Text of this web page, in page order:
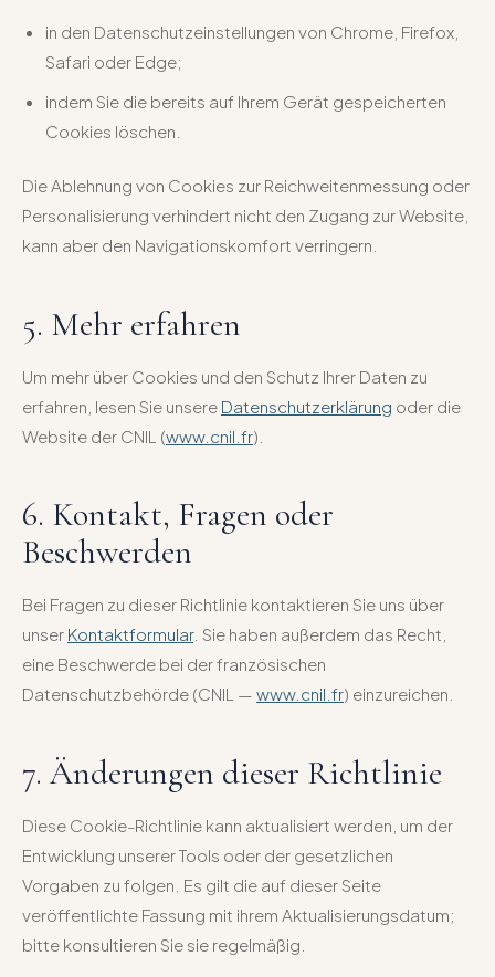
in den Datenschutzeinstellungen von Chrome, Firefox,
Safari oder Edge;
indem Sie die bereits auf Ihrem Gerät gespeicherten
Cookies löschen.
Die Ablehnung von Cookies zur Reichweitenmessung oder
Personalisierung verhindert nicht den Zugang zur Website,
kann aber den Navigationskomfort verringern.
5. Mehr erfahren
Um mehr über Cookies und den Schutz Ihrer Daten zu
erfahren, lesen Sie unsere Datenschutzerklärung oder die
Website der CNIL (www.cnil.fr).
6. Kontakt, Fragen oder
Beschwerden
Bei Fragen zu dieser Richtlinie kontaktieren Sie uns über
unser Kontaktformular. Sie haben außerdem das Recht,
eine Beschwerde bei der französischen
Datenschutzbehörde (CNIL — www.cnil.fr) einzureichen.
7. Änderungen dieser Richtlinie
Diese Cookie-Richtlinie kann aktualisiert werden, um der
Entwicklung unserer Tools oder der gesetzlichen
Vorgaben zu folgen. Es gilt die auf dieser Seite
veröffentlichte Fassung mit ihrem Aktualisierungsdatum;
bitte konsultieren Sie sie regelmäßig.